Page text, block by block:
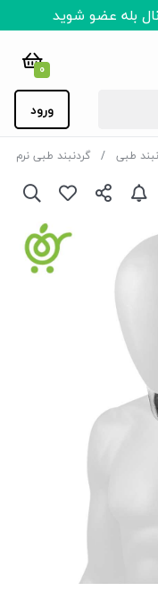
بله عضو شوید
0
ورود
طبی گردنبند طبی نرم